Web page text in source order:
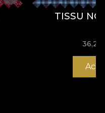
TISSU
36,21